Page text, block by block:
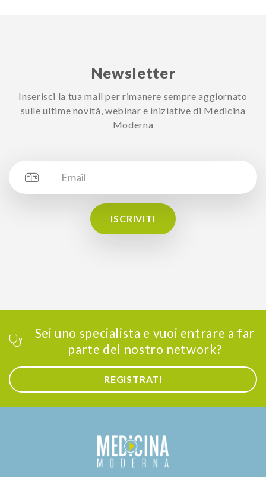
Newsletter
Inserisci la tua mail per rimanere sempre aggiornato
sulle ultime novità, webinar e iniziative di Medicina
Moderna
ISCRIVITI
Sei uno specialista e vuoi entrare a far
parte del nostro network?
REGISTRATI